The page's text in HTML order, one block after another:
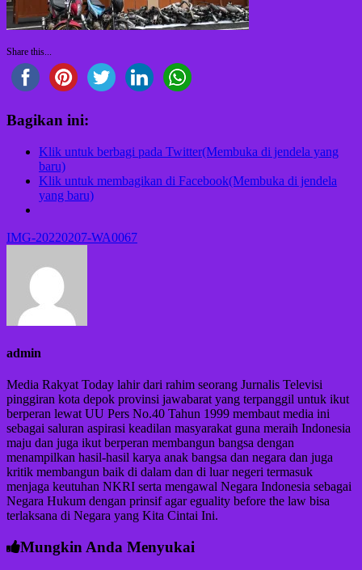
Share this...
Bagikan ini:
Klik untuk berbagi pada Twitter(Membuka di jendela yang
baru)
Klik untuk membagikan di Facebook(Membuka di jendela
yang baru)
Navigasi
IMG-20220207-WA0067
admin
Media Rakyat Today lahir dari rahim seorang Jurnalis Televisi
pinggiran kota depok provinsi jawabarat yang terpanggil untuk ikut
berperan lewat UU Pers No.40 Tahun 1999 membaut media ini
sebagai saluran aspirasi keadilan masyarakat guna meraih Indonesia
maju dan juga ikut berperan membangun bangsa dengan
menampilkan hasil-hasil karya anak bangsa dan negara dan juga
kritik membangun baik di dalam dan di luar negeri termasuk
menjaga keutuhan NKRI serta mengawal Negara Indonesia sebagai
Negara Hukum dengan prinsif agar eguality before the law bisa
terlaksana di Negara yang Kita Cintai Ini.
Mungkin Anda Menyukai